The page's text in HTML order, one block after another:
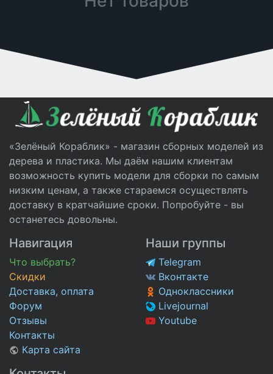
«Зелёный Кораблик» - магазин сборных моделей из
дерева и пластика. Мы даём нашим клиентам
возможность купить модели для сборки по самым
низким ценам, а также стараемся осуществлять
доставку в кратчайшие сроки. Попробуйте - вы
останетесь довольны.
Навигация
Что выбрать?
Скидки
Доставка, оплата
Форум
Отзывы
Контакты
Карта сайта
Наши группы
Telegram
Вконтакте
Одноклассники
Livejournal
Youtube